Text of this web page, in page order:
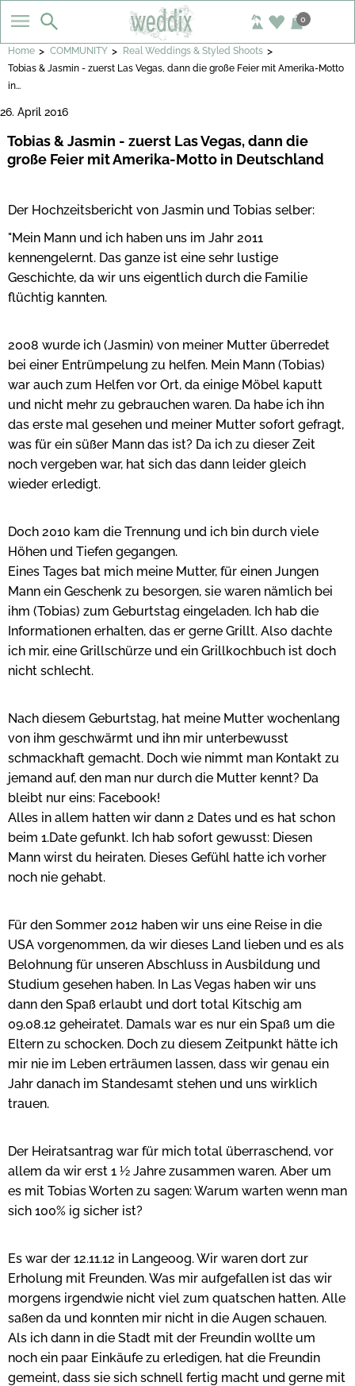
0
Home > COMMUNITY > Real Weddings & Styled Shoots >
Tobias & Jasmin - zuerst Las Vegas, dann die große Feier mit Amerika-Motto
in...
26. April 2016
Tobias & Jasmin - zuerst Las Vegas, dann die
große Feier mit Amerika-Motto in Deutschland
Der Hochzeitsbericht von Jasmin und Tobias selber:
"Mein Mann und ich haben uns im Jahr 2011
kennengelernt. Das ganze ist eine sehr lustige
Geschichte, da wir uns eigentlich durch die Familie
flüchtig kannten.
2008 wurde ich (Jasmin) von meiner Mutter überredet
bei einer Entrümpelung zu helfen. Mein Mann (Tobias)
war auch zum Helfen vor Ort, da einige Möbel kaputt
und nicht mehr zu gebrauchen waren. Da habe ich ihn
das erste mal gesehen und meiner Mutter sofort gefragt,
was für ein süßer Mann das ist? Da ich zu dieser Zeit
noch vergeben war, hat sich das dann leider gleich
wieder erledigt.
Doch 2010 kam die Trennung und ich bin durch viele
Höhen und Tiefen gegangen.
Eines Tages bat mich meine Mutter, für einen Jungen
Mann ein Geschenk zu besorgen, sie waren nämlich bei
ihm (Tobias) zum Geburtstag eingeladen. Ich hab die
Informationen erhalten, das er gerne Grillt. Also dachte
ich mir, eine Grillschürze und ein Grillkochbuch ist doch
nicht schlecht.
Nach diesem Geburtstag, hat meine Mutter wochenlang
von ihm geschwärmt und ihn mir unterbewusst
schmackhaft gemacht. Doch wie nimmt man Kontakt zu
jemand auf, den man nur durch die Mutter kennt? Da
bleibt nur eins: Facebook!
Alles in allem hatten wir dann 2 Dates und es hat schon
beim 1.Date gefunkt. Ich hab sofort gewusst: Diesen
Mann wirst du heiraten. Dieses Gefühl hatte ich vorher
noch nie gehabt.
Für den Sommer 2012 haben wir uns eine Reise in die
USA vorgenommen, da wir dieses Land lieben und es als
Belohnung für unseren Abschluss in Ausbildung und
Studium gesehen haben. In Las Vegas haben wir uns
dann den Spaß erlaubt und dort total Kitschig am
09.08.12 geheiratet. Damals war es nur ein Spaß um die
Eltern zu schocken. Doch zu diesem Zeitpunkt hätte ich
mir nie im Leben erträumen lassen, dass wir genau ein
Jahr danach im Standesamt stehen und uns wirklich
trauen.
Der Heiratsantrag war für mich total überraschend, vor
allem da wir erst 1 ½ Jahre zusammen waren. Aber um
es mit Tobias Worten zu sagen: Warum warten wenn man
sich 100% ig sicher ist?
Es war der 12.11.12 in Langeoog. Wir waren dort zur
Erholung mit Freunden. Was mir aufgefallen ist das wir
morgens irgendwie nicht viel zum quatschen hatten. Alle
saßen da und konnten mir nicht in die Augen schauen.
Als ich dann in die Stadt mit der Freundin wollte um
noch ein paar Einkäufe zu erledigen, hat die Freundin
gemeint, dass sie sich schnell fertig macht und gerne mit